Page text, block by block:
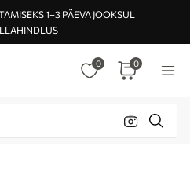
1–3 PÄEVA JOOKSUL
0 0